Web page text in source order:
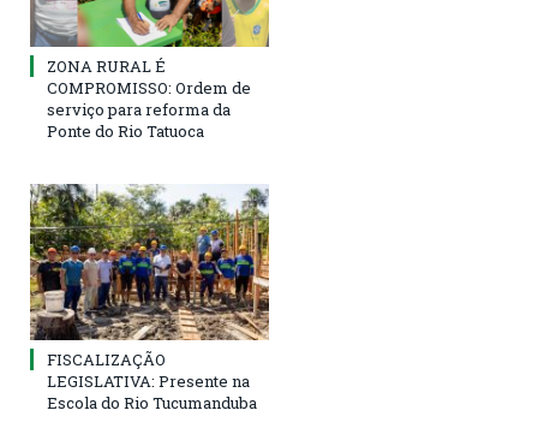
ZONA RURAL É
COMPROMISSO: Ordem de
serviço para reforma da
Ponte do Rio Tatuoca
FISCALIZAÇÃO
LEGISLATIVA: Presente na
Escola do Rio Tucumanduba